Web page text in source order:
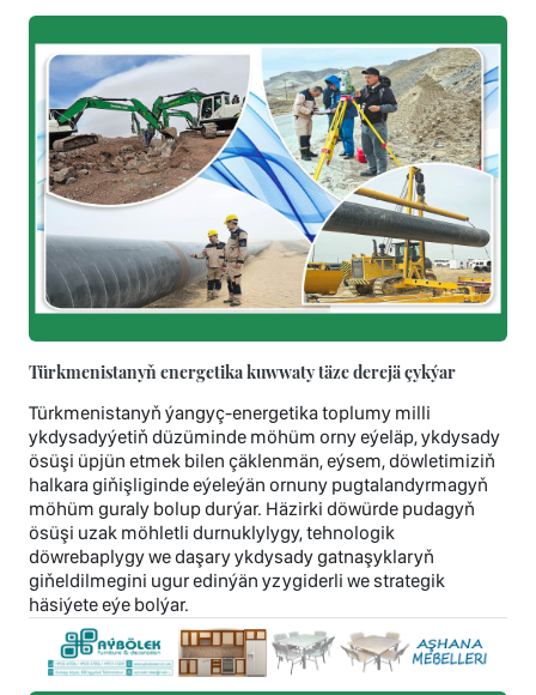
Türkmenistanyň energetika kuwwaty täze derejä çykýar
Türkmenistanyň ýangyç-energetika toplumy milli
ykdysadyýetiň düzüminde möhüm orny eýeläp, ykdysady
ösüşi üpjün etmek bilen çäklenmän, eýsem, döwletimiziň
halkara giňişliginde eýeleýän ornuny pugtalandyrmagyň
möhüm guraly bolup durýar. Häzirki döwürde pudagyň
ösüşi uzak möhletli durnuklylygy, tehnologik
döwrebaplygy we daşary ykdysady gatnaşyklaryň
giňeldilmegini ugur edinýän yzygiderli we strategik
häsiýete eýe bolýar.